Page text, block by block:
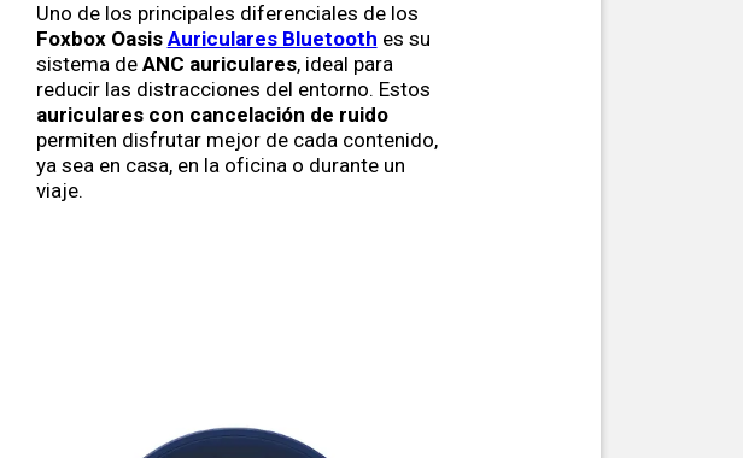
Uno de los principales diferenciales de los
Foxbox Oasis Auriculares Bluetooth es su
sistema de ANC auriculares, ideal para
reducir las distracciones del entorno. Estos
auriculares con cancelación de ruido
permiten disfrutar mejor de cada contenido,
ya sea en casa, en la oficina o durante un
viaje.